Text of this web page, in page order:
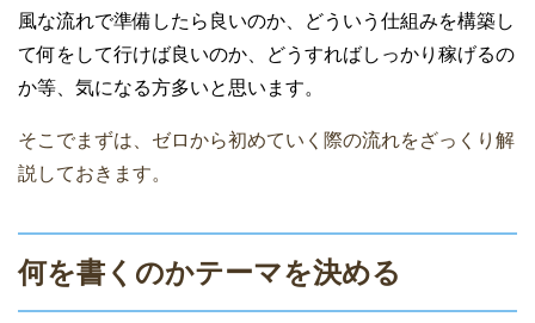
風な流れで準備したら良いのか、どういう仕組みを構築し
て何をして行けば良いのか、どうすればしっかり稼げるの
か等、気になる方多いと思います。
そこでまずは、ゼロから初めていく際の流れをざっくり解
説しておきます。
何を書くのかテーマを決める